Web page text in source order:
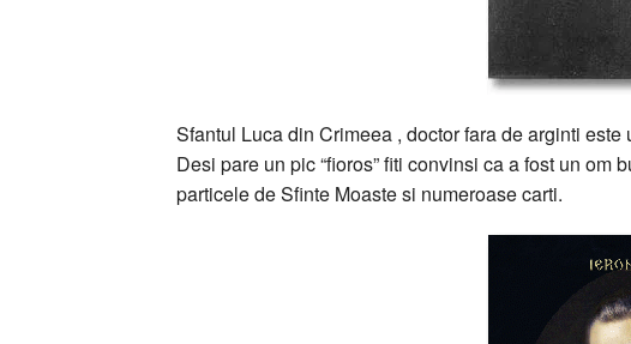
Sfantul Luca din Crimeea , doctor fara de arginti
Desi pare un pic “fioros” fiti convinsi ca a fost un
particele de Sfinte Moaste si numeroase carti.